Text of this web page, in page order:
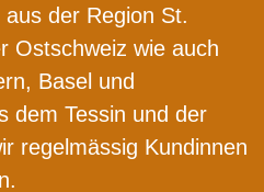
der Region St.
Ostschweiz wie auch
Basel und
dem Tessin und der
regelmässig Kundinnen